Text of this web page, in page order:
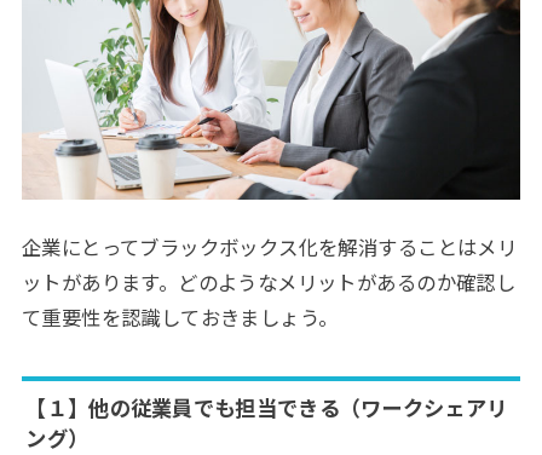
企業にとってブラックボックス化を解消することはメリ
ットがあります。どのようなメリットがあるのか確認し
て重要性を認識しておきましょう。
【１】他の従業員でも担当できる（ワークシェアリ
ング）